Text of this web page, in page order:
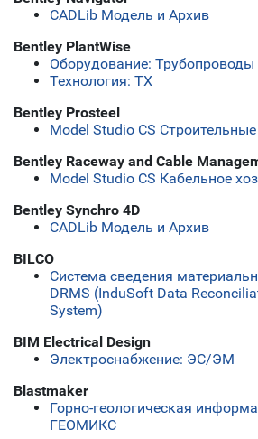
CADLib Модель и Архив
Bentley PlantWise
Оборудование: Трубопроводы
Технология: ТХ
Bentley Prosteel
Model Studio CS
Bentley Raceway and Cable
Model Studio CS Кабельное
Bentley Synchro 4D
CADLib Модель и Архив
BILCO
Система сведения
DRMS (InduSoft Data
System)
BIM Electrical Design
Электроснабжение: ЭС/ЭМ
Blastmaker
Горно-геологическая
ГЕОМИКС